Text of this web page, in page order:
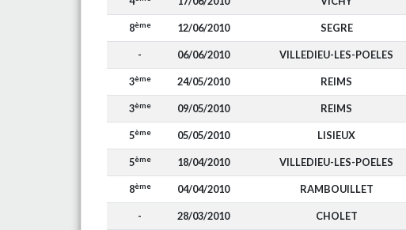
8ème 12/06/2010 SEGRE
- 06/06/2010 VILLEDIEU-LES-POELES
3ème 24/05/2010 REIMS
3ème 09/05/2010 REIMS
5ème 05/05/2010 LISIEUX
5ème 18/04/2010 VILLEDIEU-LES-POELES
8ème 04/04/2010 RAMBOUILLET
- 28/03/2010 CHOLET